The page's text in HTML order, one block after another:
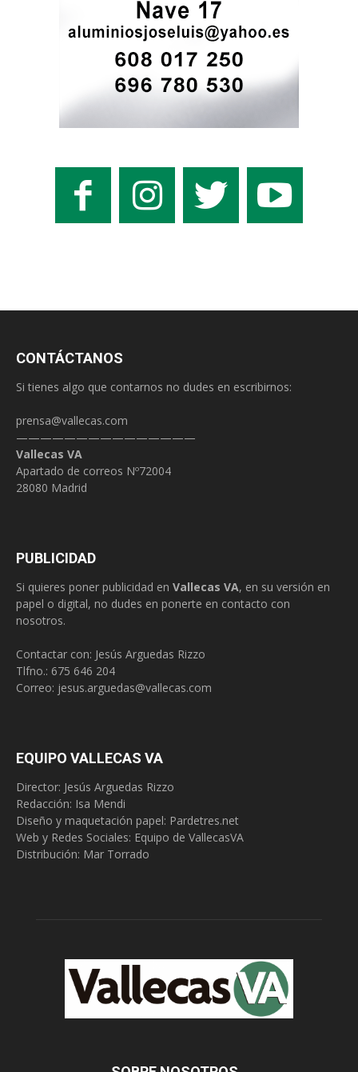
CONTÁCTANOS
Si tienes algo que contarnos no dudes en escribirnos:
prensa@vallecas.com
———————————————
Vallecas VA
Apartado de correos Nº72004
28080 Madrid
PUBLICIDAD
Si quieres poner publicidad en Vallecas VA, en su versión en
papel o digital, no dudes en ponerte en contacto con
nosotros.
Contactar con: Jesús Arguedas Rizzo
Tlfno.: 675 646 204
Correo: jesus.arguedas@vallecas.com
EQUIPO VALLECAS VA
Director: Jesús Arguedas Rizzo
Redacción: Isa Mendi
Diseño y maquetación papel: Pardetres.net
Web y Redes Sociales: Equipo de VallecasVA
Distribución: Mar Torrado